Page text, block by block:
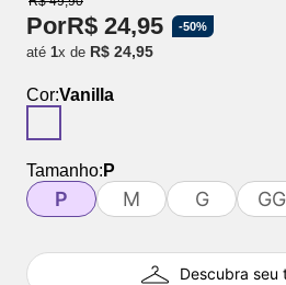
PorR$ 24,95 -50%
até 1x de R$ 24,95
Cor:Vanilla
Tamanho: P
P M G GG
Descubra seu